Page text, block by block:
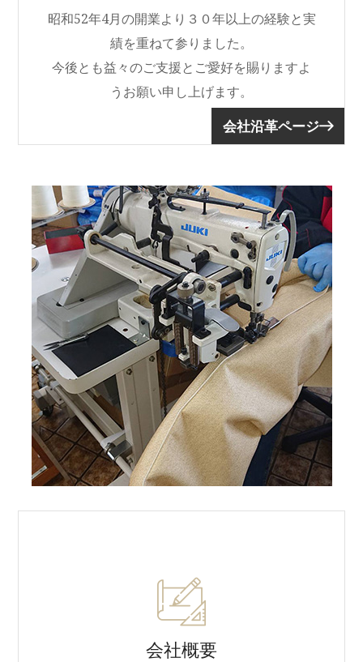
昭和52年4月の開業より３０年以上の経験と実
績を重ねて参りました。
今後とも益々のご支援とご愛好を賜りますよ
うお願い申し上げます。
会社沿革ページ
会社概要